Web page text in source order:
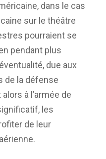
dans le cas
sur le théâtre
pourraient se
pendant plus
due aux
de la défense
à l’armée de
les
de leur